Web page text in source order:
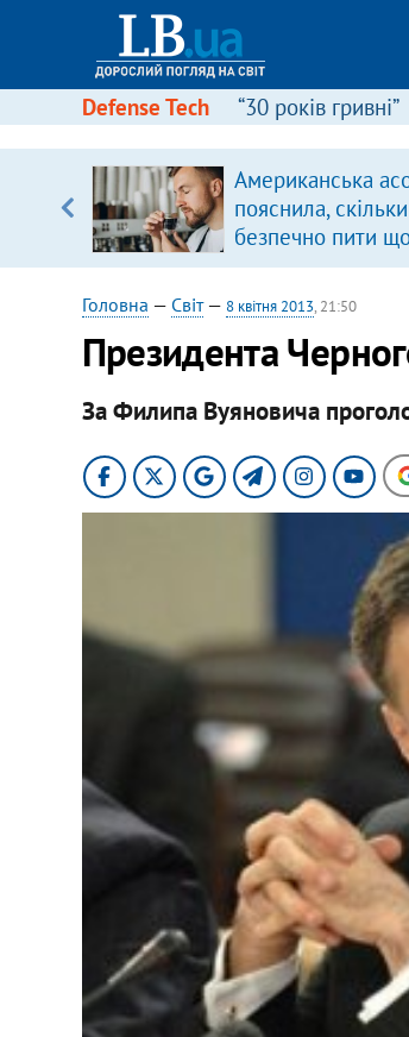
Defense Tech “30 років гривні”
Американська
пояснила,
безпечно пити
Головна — Світ— 8 квітня 2013, 21:50
Президента
За Филипа Вуяновича